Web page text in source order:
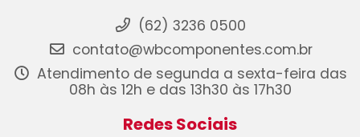
(62) 3236 0500
contato@wbcomponentes.com.br
Atendimento de segunda a sexta-feira das
08h às 12h e das 13h30 às 17h30
Redes Sociais